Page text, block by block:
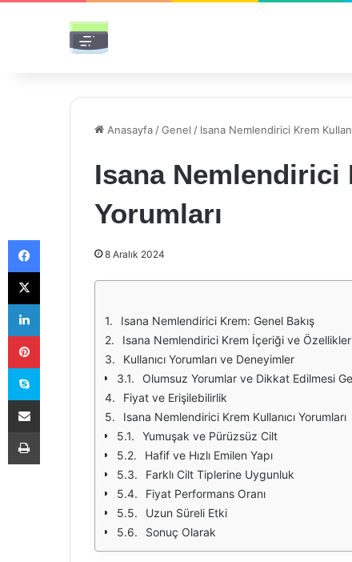
Anasayfa /Genel / Isana Nemlendirici Krem
Isana Nemlendirici
Yorumları
8 Aralık 2024
Isana Nemlendirici Krem: Genel Bakış
Isana Nemlendirici Krem İçeriği ve
Kullanıcı Yorumları ve Deneyimler
Olumsuz Yorumlar ve Dikkat Edilmesi
Fiyat ve Erişilebilirlik
Isana Nemlendirici Krem Kullanıcı Yorumları
Yumuşak ve Pürüzsüz Cilt
Hafif ve Hızlı Emilen Yapı
Farklı Cilt Tiplerine Uygunluk
Fiyat Performans Oranı
Uzun Süreli Etki
Sonuç Olarak
Facebook
X
LinkedIn
Pinterest
Skype
E-Posta ile paylaş